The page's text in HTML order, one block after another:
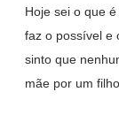
Hoje sei o que
faz o possível e
sinto que
mãe por um filho.